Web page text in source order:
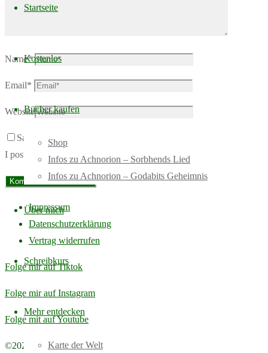
Startseite
Kostenlos
Bücher kaufen
Shop
Infos zu Achnorion – Sorbhends Lied
Infos zu Achnorion – Godabits Geheimnis
Über mich
Schreibkurs
Mehr entdecken
Karte der Welt
Name*
Email*
Website
Save my name, email, and site URL in my browser for next time
I post a comment.
Impressum
Datenschutzerklärung
Vertrag widerrufen
Folge mir auf Tiktok
Folge mir auf Instagram
Folge mit auf Youtube
Back
©2026 Marie Gräff Autorin